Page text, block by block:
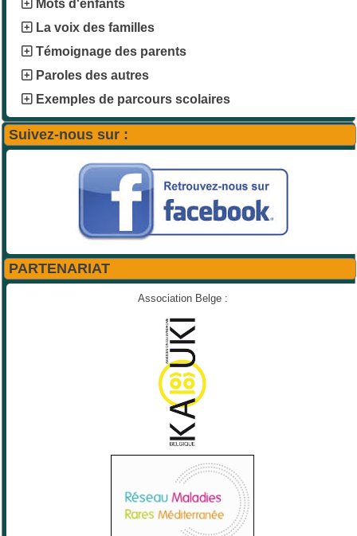
Mots d'enfants
La voix des familles
Témoignage des parents
Paroles des autres
Exemples de parcours scolaires
Suivez-nous sur :
PARTENARIAT
Association Belge :